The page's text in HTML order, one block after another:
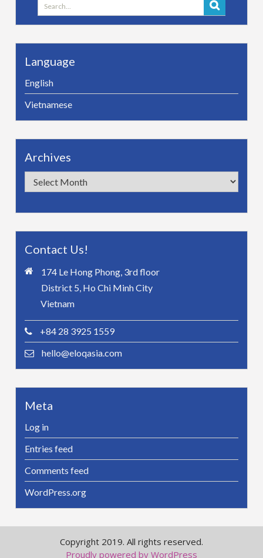
for:
Language
English
Vietnamese
Archives
Archives
Contact Us!
174 Le Hong Phong, 3rd floor
District 5, Ho Chi Minh City
Vietnam
+84 28 3925 1559
hello@eloqasia.com
Meta
Log in
Entries feed
Comments feed
WordPress.org
Copyright 2019. All rights reserved.
Proudly powered by WordPress